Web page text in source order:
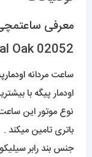
Oak 02052
ساعت مردانه
اودمار پیگه با
نوع موتور این
باتری تامین میکند .
جنس بند رابر